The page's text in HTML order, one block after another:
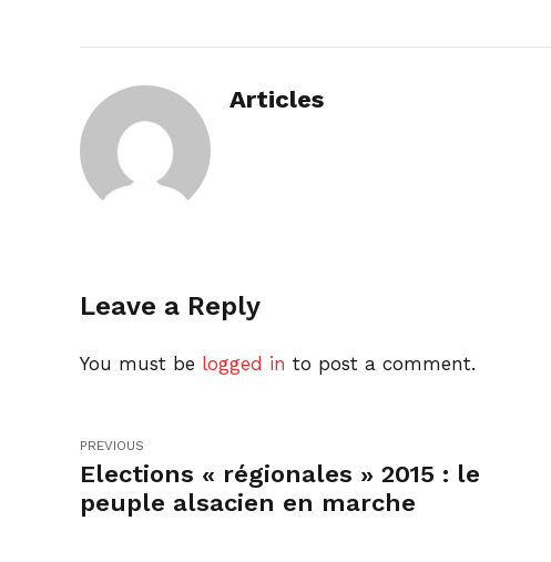
Articles
Leave a Reply
You must be logged in to post a comment.
PREVIOUS
Elections « régionales » 2015 : le
peuple alsacien en marche